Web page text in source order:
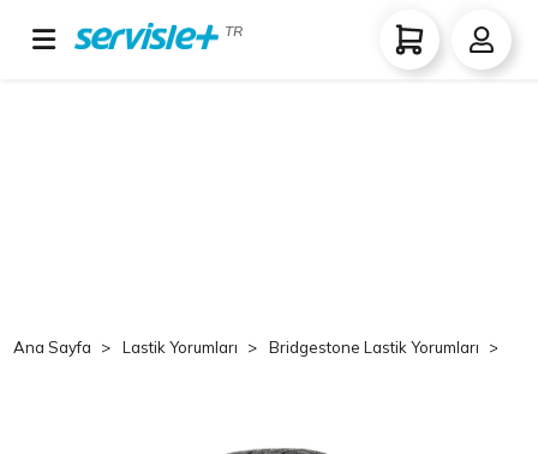
TR
Ana Sayfa Lastik Yorumları Bridgestone Lastik Yorumları